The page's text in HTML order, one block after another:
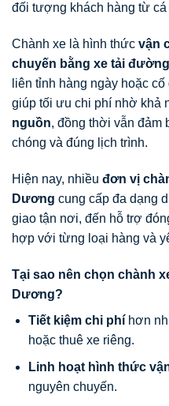
đối tượng khách hàng từ
Chành xe là hình thức vận
chuyến bằng xe tải
liên tỉnh hàng ngày hoặc
giúp tối ưu chi phí nhờ khả
nguồn, đồng thời vẫn đảm
chóng và đúng lịch trình.
Hiện nay, nhiều đơn vị
Dương cung cấp đa dạng
giao tận nơi, đến hỗ trợ
hợp với từng loại hàng và
Tại sao nên chọn chành
Dương?
Tiết kiệm chi phíhơn
hoặc thuê xe riêng.
Linh hoạt hình thức
nguyên chuyến.